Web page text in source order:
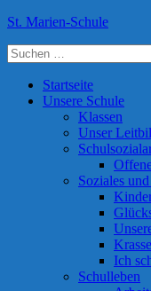
Skip
content
St. Marien-Schule
Katholische Grundschule
Suche
nach:
Startseite
Unsere Schule
Klassen
Unser
Soziales
Ich
Schulleben